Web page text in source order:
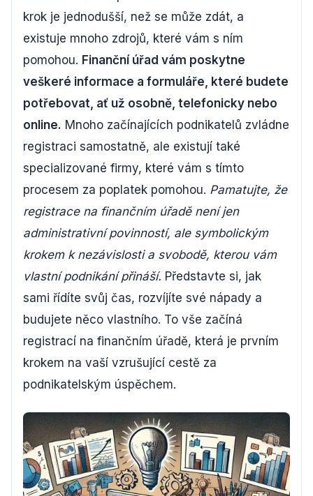
krok je jednodušší, než se může zdát, a
existuje mnoho zdrojů, které vám s ním
pomohou. Finanční úřad vám poskytne
veškeré informace a formuláře, které budete
potřebovat, ať už osobně, telefonicky nebo
online. Mnoho začínajících podnikatelů zvládne
registraci samostatně, ale existují také
specializované firmy, které vám s tímto
procesem za poplatek pomohou. Pamatujte, že
registrace na finančním úřadě není jen
administrativní povinností, ale symbolickým
krokem k nezávislosti a svobodě, kterou vám
vlastní podnikání přináší. Představte si, jak
sami řídíte svůj čas, rozvíjíte své nápady a
budujete něco vlastního. To vše začíná
registrací na finančním úřadě, která je prvním
krokem na vaší vzrušující cestě za
podnikatelským úspěchem.